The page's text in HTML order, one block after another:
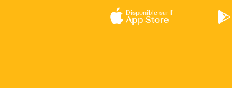
Disponible sur l’
App Store